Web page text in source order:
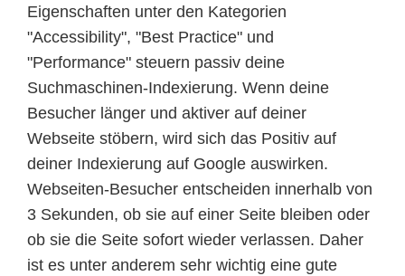
Eigenschaften unter den Kategorien
"Accessibility", "Best Practice" und
"Performance" steuern passiv deine
Suchmaschinen-Indexierung. Wenn deine
Besucher länger und aktiver auf deiner
Webseite stöbern, wird sich das Positiv auf
deiner Indexierung auf Google auswirken.
Webseiten-Besucher entscheiden innerhalb von
3 Sekunden, ob sie auf einer Seite bleiben oder
ob sie die Seite sofort wieder verlassen. Daher
ist es unter anderem sehr wichtig eine gute